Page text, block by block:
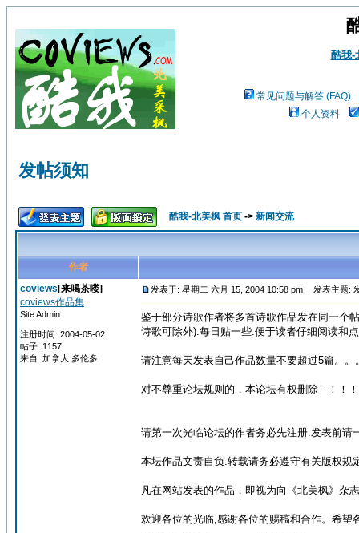
酷我-
常见问题与解答 (FAQ)
个人资料
发帖须知
酷我-北美枫 首页 -> 新闻交流
作者
coviews [来喝茶喽]
coviews作品集
Site Admin
注册时间: 2004-05-02
帖子: 1157
来自: 加拿大 多伦多
发表于: 星期二 六月 15, 2004 10:58 pm 发表主题:
鉴于部分诗歌作者将多首诗歌作品发在同一个
诗歌可除外).每日贴一些.便于读者仔细阅读和
请注意每天发表自己作品数量不要超过5篇。。
对不尊重论坛规则的，本论坛有权删除---！！！
请第一次光临论坛的作者务必先注册.发表前请
本坛作品文责自负.转载请务必遵守有关版权规
凡在网站发表的作品，即视为向《北美枫》杂
欢迎各位的光临,感谢各位的赐稿和合作。希望